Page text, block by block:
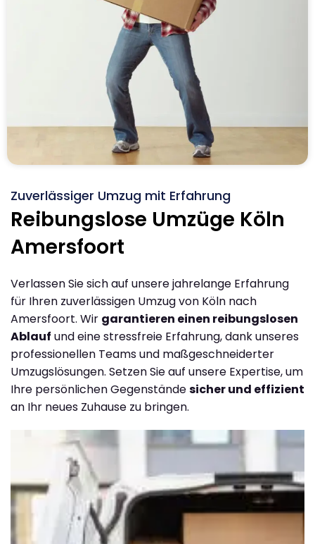
Zuverlässiger Umzug mit Erfahrung
Reibungslose Umzüge Köln
Amersfoort
Verlassen Sie sich auf unsere jahrelange Erfahrung
für Ihren zuverlässigen Umzug von Köln nach
Amersfoort. Wir garantieren einen reibungslosen
Ablauf und eine stressfreie Erfahrung, dank unseres
professionellen Teams und maßgeschneiderter
Umzugslösungen. Setzen Sie auf unsere Expertise, um
Ihre persönlichen Gegenständesicher und effizient
an Ihr neues Zuhause zu bringen.